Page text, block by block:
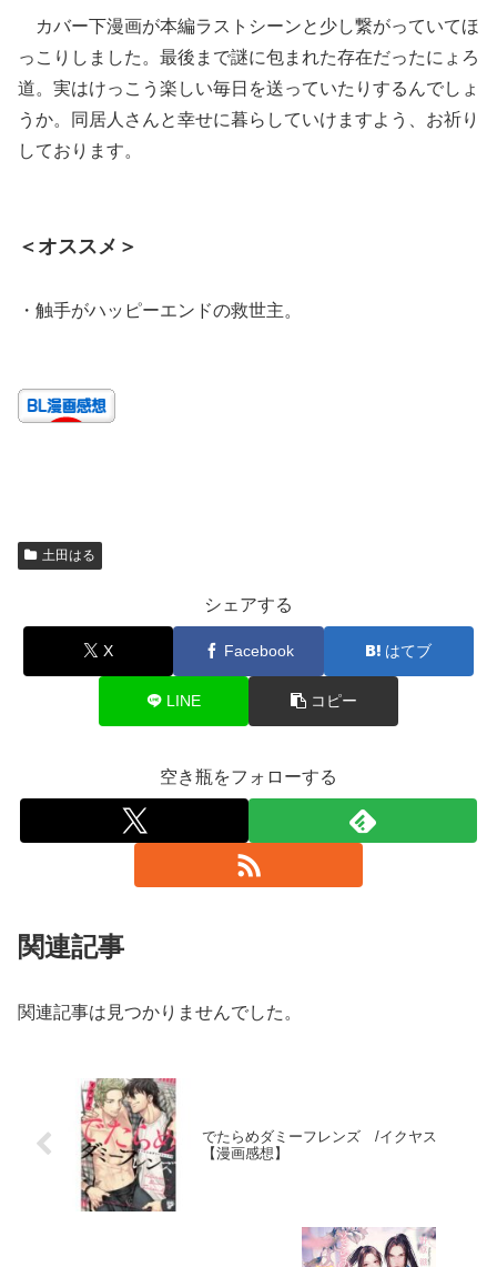
カバー下漫画が本編ラストシーンと少し繋がっていてほ
っこりしました。最後まで謎に包まれた存在だったにょろ
道。実はけっこう楽しい毎日を送っていたりするんでしょ
うか。同居人さんと幸せに暮らしていけますよう、お祈り
しております。
＜オススメ＞
・触手がハッピーエンドの救世主。
土田はる
シェアする
X Facebook はてブ
LINE コピー
空き瓶をフォローする
関連記事
関連記事は見つかりませんでした。
でたらめダミーフレンズ /イクヤス
【漫画感想】